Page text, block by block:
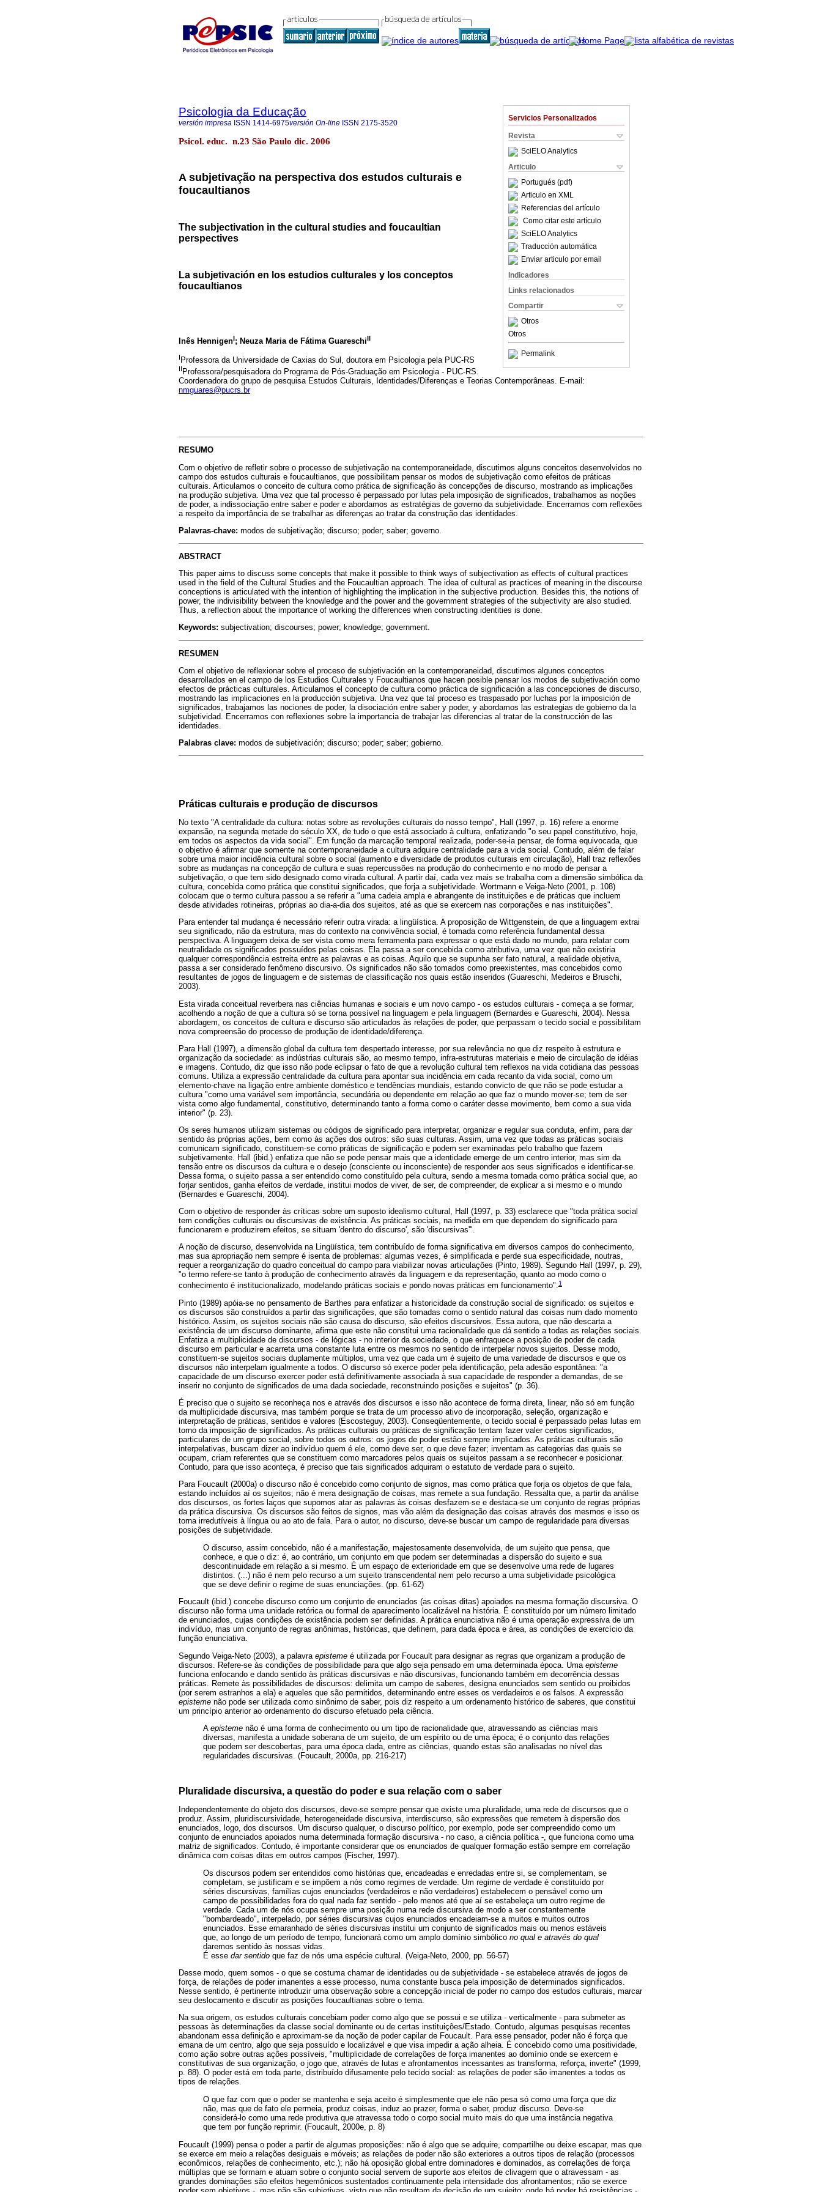
Servicios Personalizados
Revista
SciELO Analytics
Articulo
Portugués (pdf)
Articulo en XML
Referencias del artículo
Como citar este artículo
SciELO Analytics
Traducción automática
Enviar articulo por email
Indicadores
Links relacionados
Compartir
Otros
Otros
Permalink
Psicologia da Educação
versión impresa ISSN 1414-6975versión On-line ISSN 2175-3520
Psicol. educ. n.23 São Paulo dic. 2006
A subjetivação na perspectiva dos estudos culturais e
foucaultianos
The subjectivation in the cultural studies and foucaultian
perspectives
La subjetivación en los estudios culturales y los conceptos
foucaultianos
Inês HennigenI; Neuza Maria de Fátima GuareschiII
I Professora da Universidade de Caxias do Sul, doutora em Psicologia pela PUC-RS
IIProfessora/pesquisadora do Programa de Pós-Graduação em Psicologia - PUC-RS.
Coordenadora do grupo de pesquisa Estudos Culturais, Identidades/Diferenças e Teorias Contemporâneas. E-mail:
nmguares@pucrs.br
RESUMO
Com o objetivo de refletir sobre o processo de subjetivação na contemporaneidade, discutimos alguns conceitos desenvolvidos no
campo dos estudos culturais e foucaultianos, que possibilitam pensar os modos de subjetivação como efeitos de práticas
culturais. Articulamos o conceito de cultura como prática de significação às concepções de discurso, mostrando as implicações
na produção subjetiva. Uma vez que tal processo é perpassado por lutas pela imposição de significados, trabalhamos as noções
de poder, a indissociação entre saber e poder e abordamos as estratégias de governo da subjetividade. Encerramos com reflexões
a respeito da importância de se trabalhar as diferenças ao tratar da construção das identidades.
Palavras-chave: modos de subjetivação; discurso; poder; saber; governo.
ABSTRACT
This paper aims to discuss some concepts that make it possible to think ways of subjectivation as effects of cultural practices
used in the field of the Cultural Studies and the Foucaultian approach. The idea of cultural as practices of meaning in the discourse
conceptions is articulated with the intention of highlighting the implication in the subjective production. Besides this, the notions of
power, the indivisibility between the knowledge and the power and the government strategies of the subjectivity are also studied.
Thus, a reflection about the importance of working the differences when constructing identities is done.
Keywords: subjectivation; discourses; power; knowledge; government.
RESUMEN
Com el objetivo de reflexionar sobre el proceso de subjetivación en la contemporaneidad, discutimos algunos conceptos
desarrollados en el campo de los Estudios Culturales y Foucaultianos que hacen posible pensar los modos de subjetivación como
efectos de prácticas culturales. Articulamos el concepto de cultura como práctica de significación a las concepciones de discurso,
mostrando las implicaciones en la producción subjetiva. Una vez que tal proceso es traspasado por luchas por la imposición de
significados, trabajamos las nociones de poder, la disociación entre saber y poder, y abordamos las estrategias de gobierno da la
subjetividad. Encerramos con reflexiones sobre la importancia de trabajar las diferencias al tratar de la construcción de las
identidades.
Palabras clave: modos de subjetivación; discurso; poder; saber; gobierno.
Práticas culturais e produção de discursos
No texto "A centralidade da cultura: notas sobre as revoluções culturais do nosso tempo", Hall (1997, p. 16) refere a enorme
expansão, na segunda metade do século XX, de tudo o que está associado à cultura, enfatizando "o seu papel constitutivo, hoje,
em todos os aspectos da vida social". Em função da marcação temporal realizada, poder-se-ia pensar, de forma equivocada, que
o objetivo é afirmar que somente na contemporaneidade a cultura adquire centralidade para a vida social. Contudo, além de falar
sobre uma maior incidência cultural sobre o social (aumento e diversidade de produtos culturais em circulação), Hall traz reflexões
sobre as mudanças na concepção de cultura e suas repercussões na produção do conhecimento e no modo de pensar a
subjetivação, o que tem sido designado como virada cultural. A partir daí, cada vez mais se trabalha com a dimensão simbólica da
cultura, concebida como prática que constitui significados, que forja a subjetividade. Wortmann e Veiga-Neto (2001, p. 108)
colocam que o termo cultura passou a se referir a "uma cadeia ampla e abrangente de instituições e de práticas que incluem
desde atividades rotineiras, próprias ao dia-a-dia dos sujeitos, até as que se exercem nas corporações e nas instituições".
Para entender tal mudança é necessário referir outra virada: a lingüística. A proposição de Wittgenstein, de que a linguagem extrai
seu significado, não da estrutura, mas do contexto na convivência social, é tomada como referência fundamental dessa
perspectiva. A linguagem deixa de ser vista como mera ferramenta para expressar o que está dado no mundo, para relatar com
neutralidade os significados possuídos pelas coisas. Ela passa a ser concebida como atributiva, uma vez que não existiria
qualquer correspondência estreita entre as palavras e as coisas. Aquilo que se supunha ser fato natural, a realidade objetiva,
passa a ser considerado fenômeno discursivo. Os significados não são tomados como preexistentes, mas concebidos como
resultantes de jogos de linguagem e de sistemas de classificação nos quais estão inseridos (Guareschi, Medeiros e Bruschi,
2003).
Esta virada conceitual reverbera nas ciências humanas e sociais e um novo campo - os estudos culturais - começa a se formar,
acolhendo a noção de que a cultura só se torna possível na linguagem e pela linguagem (Bernardes e Guareschi, 2004). Nessa
abordagem, os conceitos de cultura e discurso são articulados às relações de poder, que perpassam o tecido social e possibilitam
nova compreensão do processo de produção de identidade/diferença.
Para Hall (1997), a dimensão global da cultura tem despertado interesse, por sua relevância no que diz respeito à estrutura e
organização da sociedade: as indústrias culturais são, ao mesmo tempo, infra-estruturas materiais e meio de circulação de idéias
e imagens. Contudo, diz que isso não pode eclipsar o fato de que a revolução cultural tem reflexos na vida cotidiana das pessoas
comuns. Utiliza a expressão centralidade da cultura para apontar sua incidência em cada recanto da vida social, como um
elemento-chave na ligação entre ambiente doméstico e tendências mundiais, estando convicto de que não se pode estudar a
cultura "como uma variável sem importância, secundária ou dependente em relação ao que faz o mundo mover-se; tem de ser
vista como algo fundamental, constitutivo, determinando tanto a forma como o caráter desse movimento, bem como a sua vida
interior" (p. 23).
Os seres humanos utilizam sistemas ou códigos de significado para interpretar, organizar e regular sua conduta, enfim, para dar
sentido às próprias ações, bem como às ações dos outros: são suas culturas. Assim, uma vez que todas as práticas sociais
comunicam significado, constituem-se como práticas de significação e podem ser examinadas pelo trabalho que fazem
subjetivamente. Hall (ibid.) enfatiza que não se pode pensar mais que a identidade emerge de um centro interior, mas sim da
tensão entre os discursos da cultura e o desejo (consciente ou inconsciente) de responder aos seus significados e identificar-se.
Dessa forma, o sujeito passa a ser entendido como constituído pela cultura, sendo a mesma tomada como prática social que, ao
forjar sentidos, ganha efeitos de verdade, institui modos de viver, de ser, de compreender, de explicar a si mesmo e o mundo
(Bernardes e Guareschi, 2004).
Com o objetivo de responder às críticas sobre um suposto idealismo cultural, Hall (1997, p. 33) esclarece que "toda prática social
tem condições culturais ou discursivas de existência. As práticas sociais, na medida em que dependem do significado para
funcionarem e produzirem efeitos, se situam 'dentro do discurso', são 'discursivas'".
A noção de discurso, desenvolvida na Lingüística, tem contribuído de forma significativa em diversos campos do conhecimento,
mas sua apropriação nem sempre é isenta de problemas: algumas vezes, é simplificada e perde sua especificidade, noutras,
requer a reorganização do quadro conceitual do campo para viabilizar novas articulações (Pinto, 1989). Segundo Hall (1997, p. 29),
"o termo refere-se tanto à produção de conhecimento através da linguagem e da representação, quanto ao modo como o
conhecimento é institucionalizado, modelando práticas sociais e pondo novas práticas em funcionamento".1
Pinto (1989) apóia-se no pensamento de Barthes para enfatizar a historicidade da construção social de significado: os sujeitos e
os discursos são construídos a partir das significações, que são tomadas como o sentido natural das coisas num dado momento
histórico. Assim, os sujeitos sociais não são causa do discurso, são efeitos discursivos. Essa autora, que não descarta a
existência de um discurso dominante, afirma que este não constitui uma racionalidade que dá sentido a todas as relações sociais.
Enfatiza a multiplicidade de discursos - de lógicas - no interior da sociedade, o que enfraquece a posição de poder de cada
discurso em particular e acarreta uma constante luta entre os mesmos no sentido de interpelar novos sujeitos. Desse modo,
constituem-se sujeitos sociais duplamente múltiplos, uma vez que cada um é sujeito de uma variedade de discursos e que os
discursos não interpelam igualmente a todos. O discurso só exerce poder pela identificação, pela adesão espontânea: "a
capacidade de um discurso exercer poder está definitivamente associada à sua capacidade de responder a demandas, de se
inserir no conjunto de significados de uma dada sociedade, reconstruindo posições e sujeitos" (p. 36).
É preciso que o sujeito se reconheça nos e através dos discursos e isso não acontece de forma direta, linear, não só em função
da multiplicidade discursiva, mas também porque se trata de um processo ativo de incorporação, seleção, organização e
interpretação de práticas, sentidos e valores (Escosteguy, 2003). Conseqüentemente, o tecido social é perpassado pelas lutas em
torno da imposição de significados. As práticas culturais ou práticas de significação tentam fazer valer certos significados,
particulares de um grupo social, sobre todos os outros: os jogos de poder estão sempre implicados. As práticas culturais são
interpelativas, buscam dizer ao indivíduo quem é ele, como deve ser, o que deve fazer; inventam as categorias das quais se
ocupam, criam referentes que se constituem como marcadores pelos quais os sujeitos passam a se reconhecer e posicionar.
Contudo, para que isso aconteça, é preciso que tais significados adquiram o estatuto de verdade para o sujeito.
Para Foucault (2000a) o discurso não é concebido como conjunto de signos, mas como prática que forja os objetos de que fala,
estando incluídos aí os sujeitos; não é mera designação de coisas, mas remete a sua fundação. Ressalta que, a partir da análise
dos discursos, os fortes laços que supomos atar as palavras às coisas desfazem-se e destaca-se um conjunto de regras próprias
da prática discursiva. Os discursos são feitos de signos, mas vão além da designação das coisas através dos mesmos e isso os
torna irredutíveis à língua ou ao ato de fala. Para o autor, no discurso, deve-se buscar um campo de regularidade para diversas
posições de subjetividade.
O discurso, assim concebido, não é a manifestação, majestosamente desenvolvida, de um sujeito que pensa, que
conhece, e que o diz: é, ao contrário, um conjunto em que podem ser determinadas a dispersão do sujeito e sua
descontinuidade em relação a si mesmo. É um espaço de exterioridade em que se desenvolve uma rede de lugares
distintos. (...) não é nem pelo recurso a um sujeito transcendental nem pelo recurso a uma subjetividade psicológica
que se deve definir o regime de suas enunciações. (pp. 61-62)
Foucault (ibid.) concebe discurso como um conjunto de enunciados (as coisas ditas) apoiados na mesma formação discursiva. O
discurso não forma uma unidade retórica ou formal de aparecimento localizável na história. É constituído por um número limitado
de enunciados, cujas condições de existência podem ser definidas. A prática enunciativa não é uma operação expressiva de um
indivíduo, mas um conjunto de regras anônimas, históricas, que definem, para dada época e área, as condições de exercício da
função enunciativa.
Segundo Veiga-Neto (2003), a palavra episteme é utilizada por Foucault para designar as regras que organizam a produção de
discursos. Refere-se às condições de possibilidade para que algo seja pensado em uma determinada época. Uma episteme
funciona enfocando e dando sentido às práticas discursivas e não discursivas, funcionando também em decorrência dessas
práticas. Remete às possibilidades de discursos: delimita um campo de saberes, designa enunciados sem sentido ou proibidos
(por serem estranhos a ela) e aqueles que são permitidos, determinando entre esses os verdadeiros e os falsos. A expressão
episteme não pode ser utilizada como sinônimo de saber, pois diz respeito a um ordenamento histórico de saberes, que constitui
um princípio anterior ao ordenamento do discurso efetuado pela ciência.
A episteme não é uma forma de conhecimento ou um tipo de racionalidade que, atravessando as ciências mais
diversas, manifesta a unidade soberana de um sujeito, de um espírito ou de uma época; é o conjunto das relações
que podem ser descobertas, para uma época dada, entre as ciências, quando estas são analisadas no nível das
regularidades discursivas. (Foucault, 2000a, pp. 216-217)
Pluralidade discursiva, a questão do poder e sua relação com o saber
Independentemente do objeto dos discursos, deve-se sempre pensar que existe uma pluralidade, uma rede de discursos que o
produz. Assim, pluridiscursividade, heterogeneidade discursiva, interdiscurso, são expressões que remetem à dispersão dos
enunciados, logo, dos discursos. Um discurso qualquer, o discurso político, por exemplo, pode ser compreendido como um
conjunto de enunciados apoiados numa determinada formação discursiva - no caso, a ciência política -, que funciona como uma
matriz de significados. Contudo, é importante considerar que os enunciados de qualquer formação estão sempre em correlação
dinâmica com coisas ditas em outros campos (Fischer, 1997).
Os discursos podem ser entendidos como histórias que, encadeadas e enredadas entre si, se complementam, se
completam, se justificam e se impõem a nós como regimes de verdade. Um regime de verdade é constituído por
séries discursivas, famílias cujos enunciados (verdadeiros e não verdadeiros) estabelecem o pensável como um
campo de possibilidades fora do qual nada faz sentido - pelo menos até que aí se estabeleça um outro regime de
verdade. Cada um de nós ocupa sempre uma posição numa rede discursiva de modo a ser constantemente
"bombardeado", interpelado, por séries discursivas cujos enunciados encadeiam-se a muitos e muitos outros
enunciados. Esse emaranhado de séries discursivas institui um conjunto de significados mais ou menos estáveis
que, ao longo de um período de tempo, funcionará como um amplo domínio simbólico no qual e através do qual
daremos sentido às nossas vidas.
É esse dar sentido que faz de nós uma espécie cultural. (Veiga-Neto, 2000, pp. 56-57)
Desse modo, quem somos - o que se costuma chamar de identidades ou de subjetividade - se estabelece através de jogos de
força, de relações de poder imanentes a esse processo, numa constante busca pela imposição de determinados significados.
Nesse sentido, é pertinente introduzir uma observação sobre a concepção inicial de poder no campo dos estudos culturais, marcar
seu deslocamento e discutir as posições foucaultianas sobre o tema.
Na sua origem, os estudos culturais concebiam poder como algo que se possui e se utiliza - verticalmente - para submeter as
pessoas às determinações da classe social dominante ou de certas instituições/Estado. Contudo, algumas pesquisas recentes
abandonam essa definição e aproximam-se da noção de poder capilar de Foucault. Para esse pensador, poder não é força que
emana de um centro, algo que seja possuído e localizável e que visa impedir a ação alheia. É concebido como uma positividade,
como ação sobre outras ações possíveis, "multiplicidade de correlações de força imanentes ao domínio onde se exercem e
constitutivas de sua organização, o jogo que, através de lutas e afrontamentos incessantes as transforma, reforça, inverte" (1999,
p. 88). O poder está em toda parte, distribuído difusamente pelo tecido social: as relações de poder são imanentes a todos os
tipos de relações.
O que faz com que o poder se mantenha e seja aceito é simplesmente que ele não pesa só como uma força que diz
não, mas que de fato ele permeia, produz coisas, induz ao prazer, forma o saber, produz discurso. Deve-se
considerá-lo como uma rede produtiva que atravessa todo o corpo social muito mais do que uma instância negativa
que tem por função reprimir. (Foucault, 2000e, p. 8)
Foucault (1999) pensa o poder a partir de algumas proposições: não é algo que se adquire, compartilhe ou deixe escapar, mas que
se exerce em meio a relações desiguais e móveis; as relações de poder não são exteriores a outros tipos de relação (processos
econômicos, relações de conhecimento, etc.); não há oposição global entre dominadores e dominados, as correlações de força
múltiplas que se formam e atuam sobre o conjunto social servem de suporte aos efeitos de clivagem que o atravessam - as
grandes dominações são efeitos hegemônicos sustentados continuamente pela intensidade dos afrontamentos; não se exerce